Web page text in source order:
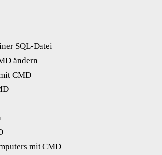
SQL-Datei
ändern
CMD
mit CMD